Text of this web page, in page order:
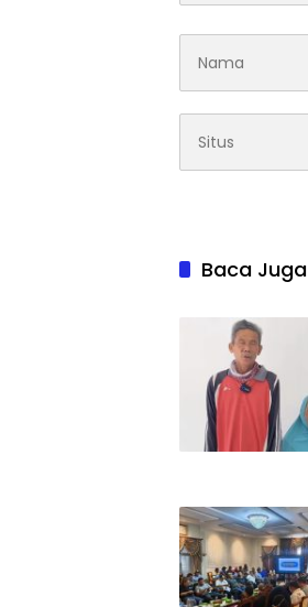
Baca Juga